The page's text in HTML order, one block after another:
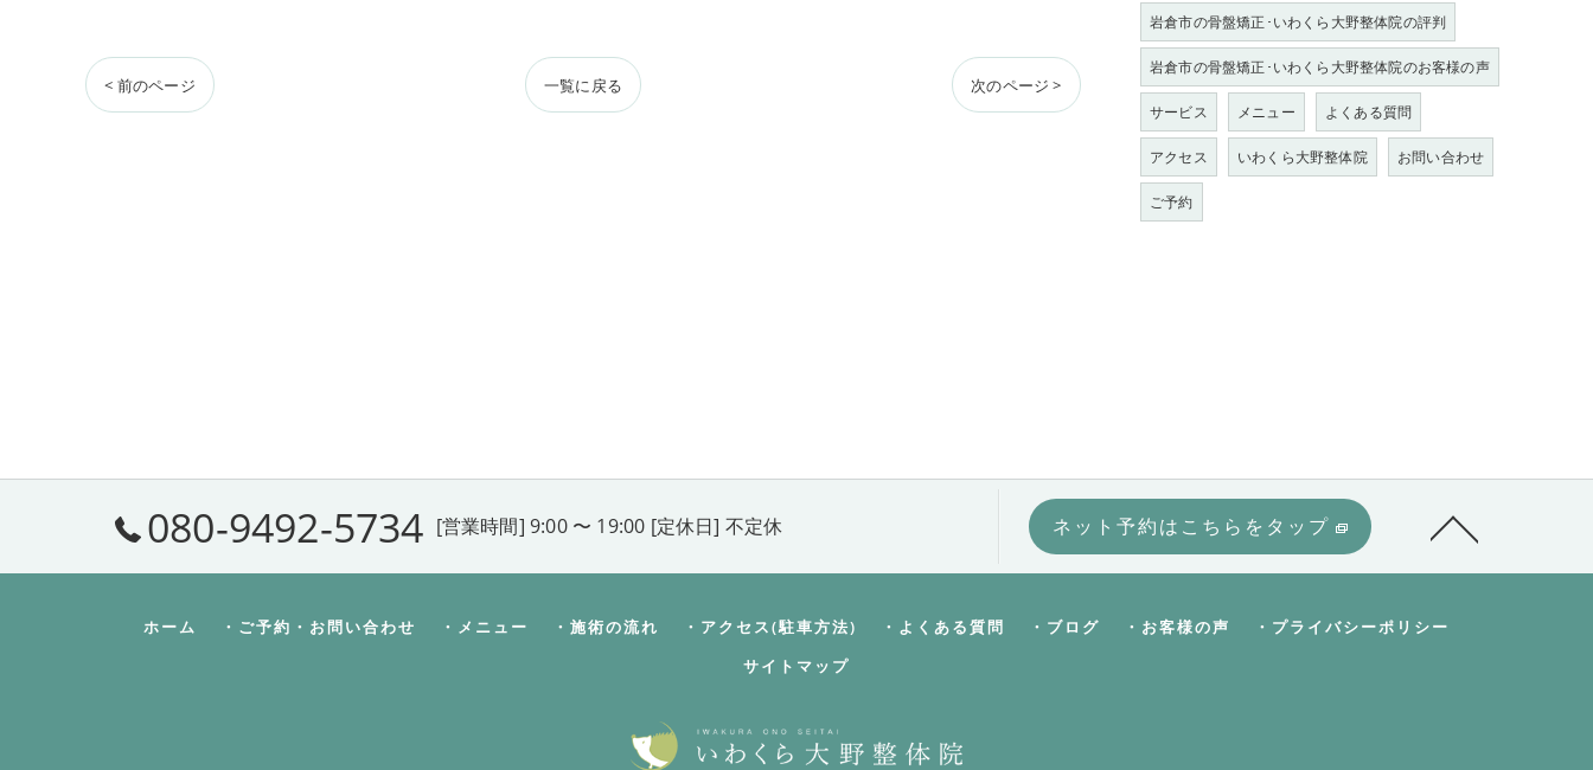
< 前のページ 一覧に戻る 次のページ >
岩倉市の骨盤矯正･いわくら大野整体院の評判
岩倉市の骨盤矯正･いわくら大野整体院のお客様の声
サービス メニュー よくある質問
アクセス いわくら大野整体院 お問い合わせ
ご予約
080-9492-5734 [営業時間] 9:00 〜 19:00 [定休日] 不定休 ネット予約はこちらをタップ
ホーム ・ご予約・お問い合わせ ・メニュー ・施術の流れ ・アクセス(駐車方法) ・よくある質問 ・ブログ ・お客様の声
・プライバシーポリシー
サイトマップ